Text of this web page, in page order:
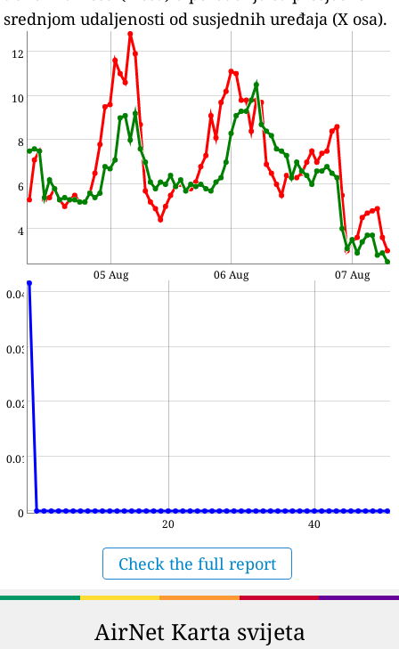
srednjom udaljenosti od susjednih uređaja (X osa).
4
6
8
10
12
05 Aug 06 Aug 07 Aug
0
0.01
0.02
0.03
0.04
20 40
Check the full report
AirNet Karta svijeta